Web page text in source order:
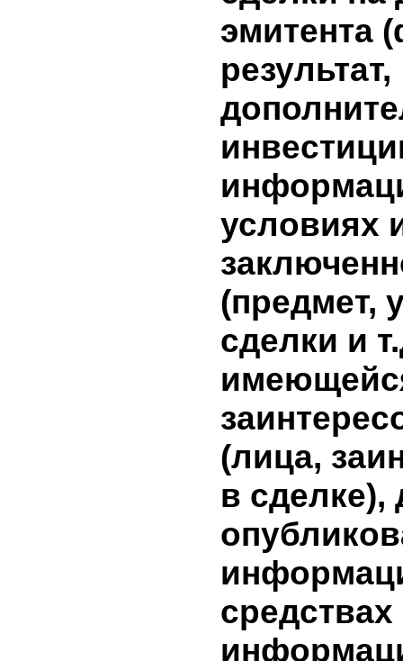
10.
сделки,
лицами,
сделки,
сделки